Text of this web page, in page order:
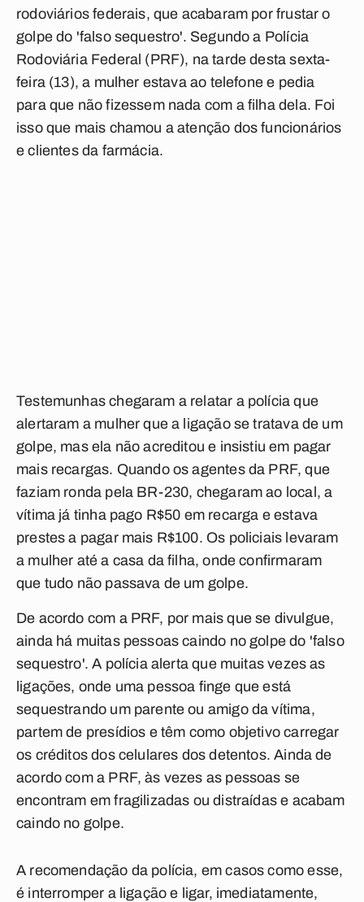
rodoviários federais, que acabaram por frustar o
golpe do 'falso sequestro'. Segundo a Polícia
Rodoviária Federal (PRF), na tarde desta sexta-
feira (13), a mulher estava ao telefone e pedia
para que não fizessem nada com a filha dela. Foi
isso que mais chamou a atenção dos funcionários
e clientes da farmácia.
Testemunhas chegaram a relatar a polícia que
alertaram a mulher que a ligação se tratava de um
golpe, mas ela não acreditou e insistiu em pagar
mais recargas. Quando os agentes da PRF, que
faziam ronda pela BR-230, chegaram ao local, a
vítima já tinha pago R$50 em recarga e estava
prestes a pagar mais R$100. Os policiais levaram
a mulher até a casa da filha, onde confirmaram
que tudo não passava de um golpe.
De acordo com a PRF, por mais que se divulgue,
ainda há muitas pessoas caindo no golpe do 'falso
sequestro'. A polícia alerta que muitas vezes as
ligações, onde uma pessoa finge que está
sequestrando um parente ou amigo da vítima,
partem de presídios e têm como objetivo carregar
os créditos dos celulares dos detentos. Ainda de
acordo com a PRF, às vezes as pessoas se
encontram em fragilizadas ou distraídas e acabam
caindo no golpe.
A recomendação da polícia, em casos como esse,
é interromper a ligação e ligar, imediatamente,